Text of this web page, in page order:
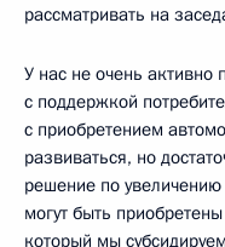
рассматривать на
У нас не очень
с поддержкой
с приобретением
развиваться, но
решение по
могут быть
который мы